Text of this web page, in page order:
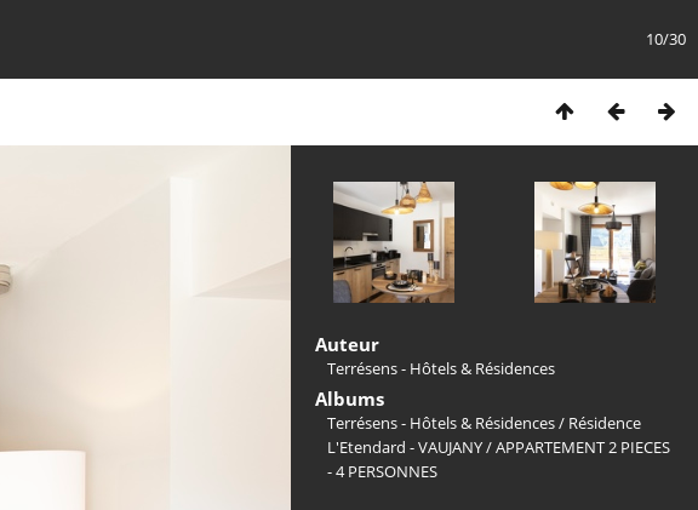
10/30
Auteur
Terrésens - Hôtels & Résidences
Albums
Terrésens - Hôtels & Résidences/ Résidence
L'Etendard - VAUJANY/APPARTEMENT 2 PIECES
- 4 PERSONNES